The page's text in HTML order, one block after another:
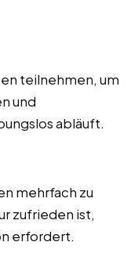
teilnehmen, um
und
abläuft.
mehrfach zu
zufrieden ist,
erfordert.